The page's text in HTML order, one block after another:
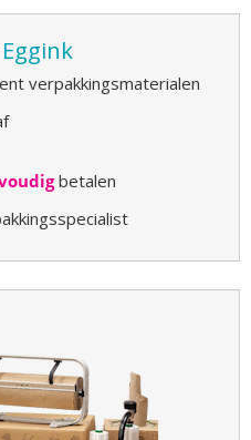
verpakkingsmaterialen
betalen